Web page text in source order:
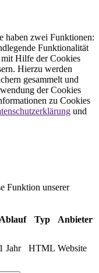
haben zwei Funktionen:
Funktionalität
Hilfe der Cookies
Hierzu werden
gesammelt und
der Cookies
zu Cookies
und
Funktion unserer
Ablauf Typ Anbieter
1 Jahr HTML Website